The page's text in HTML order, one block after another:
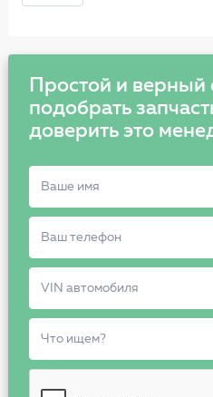
Простой и верный
подобрать
доверить это